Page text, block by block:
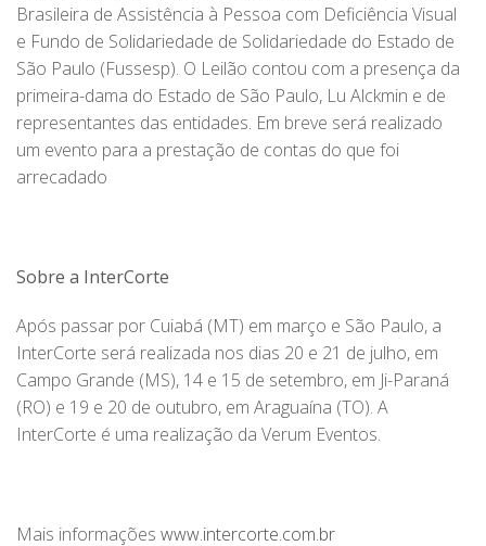
Brasileira de Assistência à Pessoa com Deficiência Visual
e Fundo de Solidariedade de Solidariedade do Estado de
São Paulo (Fussesp). O Leilão contou com a presença da
primeira-dama do Estado de São Paulo, Lu Alckmin e de
representantes das entidades. Em breve será realizado
um evento para a prestação de contas do que foi
arrecadado
Sobre a InterCorte
Após passar por Cuiabá (MT) em março e São Paulo, a
InterCorte será realizada nos dias 20 e 21 de julho, em
Campo Grande (MS), 14 e 15 de setembro, em Ji-Paraná
(RO) e 19 e 20 de outubro, em Araguaína (TO). A
InterCorte é uma realização da Verum Eventos.
Mais informações www.intercorte.com.br